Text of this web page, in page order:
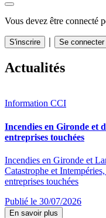
Vous devez être connecté
S'inscrire Se connecter
Actualités
Information CCI
Incendies en Gironde et
entreprises touchées
Incendies en Gironde et
Catastrophe et
entreprises touchées
Publié le 30/07/2026
En savoir plus